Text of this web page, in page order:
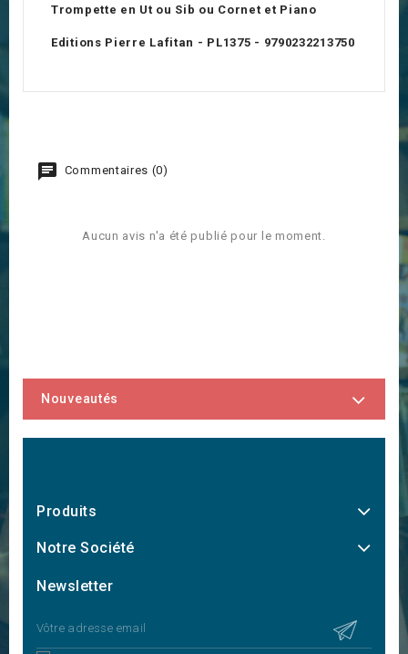
Trompette en Ut ou Sib ou Cornet et Piano
Editions Pierre Lafitan - PL1375 - 9790232213750
Commentaires (0)
Aucun avis n'a été publié pour le moment.
Nouveautés
Produits
Notre Société
Newsletter